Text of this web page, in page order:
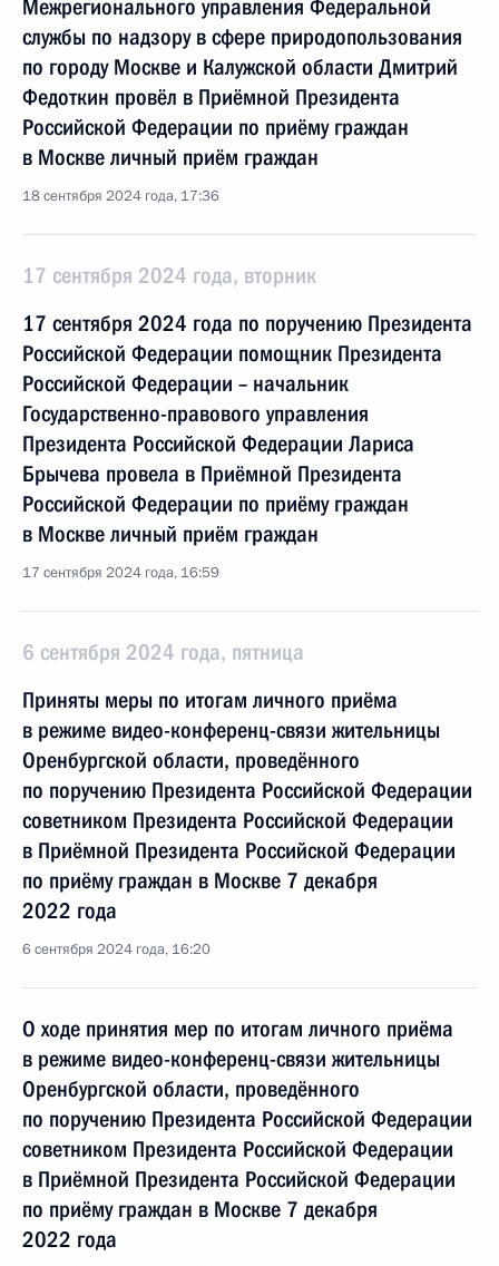
Межрегионального управления Федеральной
службы по надзору в сфере природопользования
по городу Москве и Калужской области Дмитрий
Федоткин провёл в Приёмной Президента
Российской Федерации по приёму граждан
в Москве личный приём граждан
18 сентября 2024 года, 17:36
17 сентября 2024 года, вторник
17 сентября 2024 года по поручению Президента
Российской Федерации помощник Президента
Российской Федерации – начальник
Государственно-правового управления
Президента Российской Федерации Лариса
Брычева провела в Приёмной Президента
Российской Федерации по приёму граждан
в Москве личный приём граждан
17 сентября 2024 года, 16:59
6 сентября 2024 года, пятница
Приняты меры по итогам личного приёма
в режиме видео-конференц-связи жительницы
Оренбургской области, проведённого
по поручению Президента Российской Федерации
советником Президента Российской Федерации
в Приёмной Президента Российской Федерации
по приёму граждан в Москве 7 декабря
2022 года
6 сентября 2024 года, 16:20
О ходе принятия мер по итогам личного приёма
в режиме видео-конференц-связи жительницы
Оренбургской области, проведённого
по поручению Президента Российской Федерации
советником Президента Российской Федерации
в Приёмной Президента Российской Федерации
по приёму граждан в Москве 7 декабря
2022 года